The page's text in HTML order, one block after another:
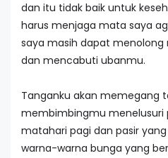
dan itu tidak baik untuk
harus menjaga mata saya
saya masih dapat
dan mencabuti ubanmu.
Tanganku akan memegang
membimbingmu menelusuri
matahari pagi dan pasir
warna-warna bunga yang